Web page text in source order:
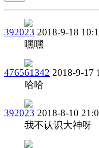
392023 2018-9-18
嘿嘿
476561342 2018-9-17
哈哈
392023 2018-8-10
我不认识大神呀